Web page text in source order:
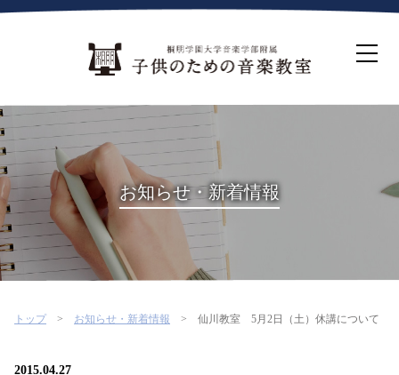
ホーム
生徒募集について
教室案内
コース紹介
概要・沿革
桐朋を選ぶ理由
インタビュー・コラム
イベント
よくある質問
お知らせ・新着情報
トップ お知らせ・新着情報 仙川教室 5月2日（土）休講について
2015.04.27